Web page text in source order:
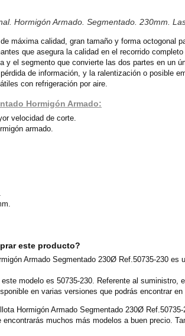
Hormigón Armado. Segmentado. 230mm.
máxima calidad, gran tamaño y forma octogonal
que asegura la calidad en el recorrido
y el segmento que convierte las dos partes en un
de información, y la ralentización o posible
con refrigeración por aire.
Hormigón Armado:
velocidad de corte.
armado.
este producto?
Armado Segmentado 230Ø Ref.50735-230
modelo es 50735-230. Referente al
en varias versiones que podrás encontrar en
Hormigón Armado Segmentado 230Ø
encontrarás muchos más modelos a buen precio.